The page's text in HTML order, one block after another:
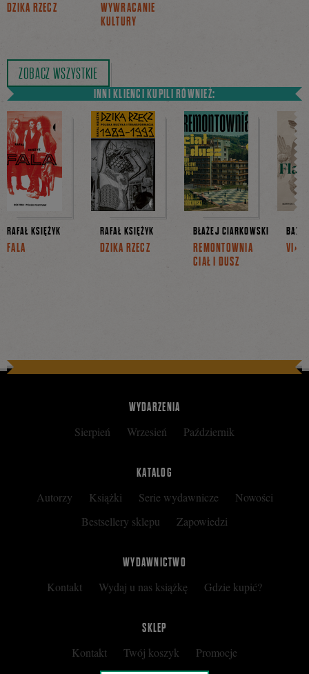
DZIKA RZECZ
WYWRACANIE
KULTURY
ZOBACZ WSZYSTKIE
INNI KLIENCI KUPILI RÓWNIEŻ:
RAFAŁ KSIĘŻYK
FALA
RAFAŁ KSIĘŻYK
DZIKA RZECZ
BŁAŻEJ CIARKOWSKI
REMONTOWNIA
CIAŁ I DUSZ
VIA
WYDARZENIA
Sierpień Wrzesień Październik
KATALOG
Autorzy Książki Serie wydawnicze
Nowości
Bestsellery sklepu
Zapowiedzi
WYDAWNICTWO
Kontakt Wydaj u nas książkę Gdzie kupić?
SKLEP
Kontakt Twój koszyk
Promocje